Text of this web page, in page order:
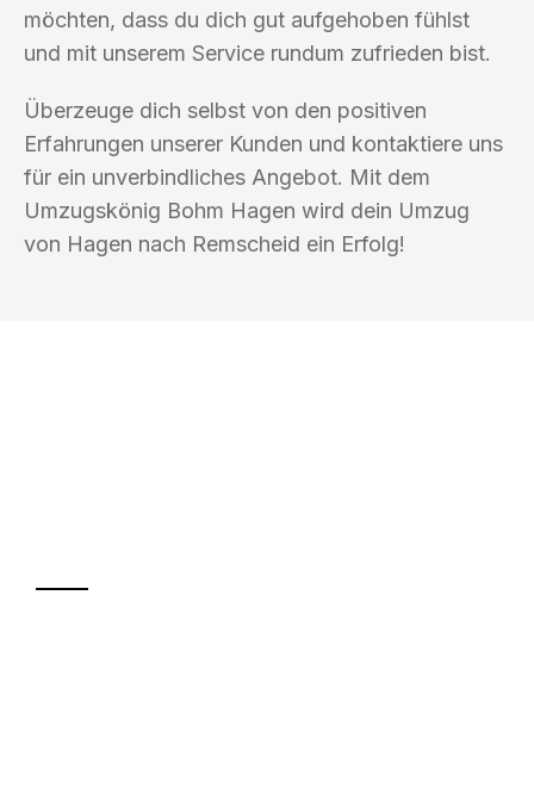
möchten, dass du dich gut aufgehoben fühlst
und mit unserem Service rundum zufrieden bist.
Überzeuge dich selbst von den positiven
Erfahrungen unserer Kunden und kontaktiere uns
für ein unverbindliches Angebot. Mit dem
Umzugskönig Bohm Hagen wird dein Umzug
von Hagen nach Remscheid ein Erfolg!